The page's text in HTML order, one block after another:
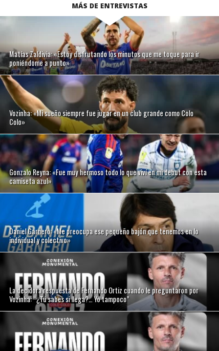
MÁS DE ENTREVISTAS
Matías Zaldivia: «Estoy disfrutando los minutos que me toque para ir
poniéndome a punto»
Vozinha: «Mi sueño siempre fue jugar en un club grande como Colo
Colo»
Gonzalo Reyna: «Fue muy hermoso todo lo que viví en mi debut con esta
camiseta azul»
Daniel Garnero: «Me preocupa ese pequeño bajón que tenemos en lo
individual y colectivo»
La decidora respuesta de Fernando Ortiz cuando le preguntaron por
Vozinha: “¿Tú sabes si llega?… Yo tampoco”